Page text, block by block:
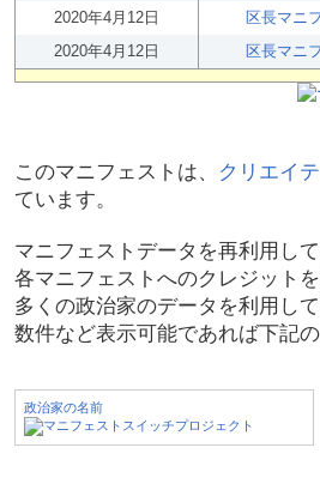
2020年4月12日
区長マニ
2020年4月12日
区長マニ
このマニフェストは、 クリエイ
ています。
マニフェストデータを再利用し
各マニフェストへのクレジット
多くの政治家のデータを利用し
数件など表示可能であれば下記
政治家の名前